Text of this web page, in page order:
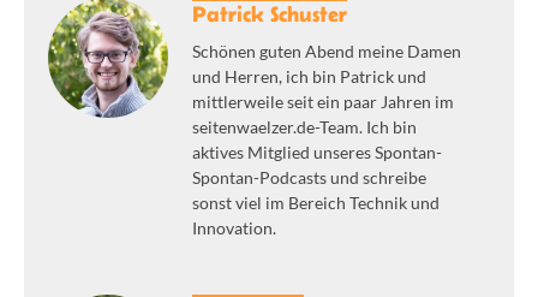
Patrick Schuster
Schönen guten Abend meine Damen
und Herren, ich bin Patrick und
mittlerweile seit ein paar Jahren im
seitenwaelzer.de-Team. Ich bin
aktives Mitglied unseres Spontan-
Spontan-Podcasts und schreibe
sonst viel im Bereich Technik und
Innovation.